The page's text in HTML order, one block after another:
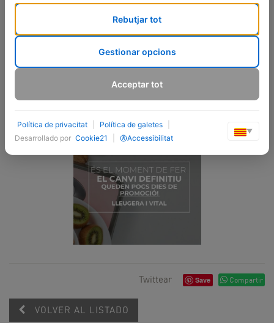
🔸 Soporte semanal por WhatsApp
🔸 E-book con recetas de temporada
🔸 Charlas conmigo y con la psicóloga Isa Romero
👉 ¡Tienes hasta el 10 de agosto para reservar tu plaza con
precio reducido!
No lo dejes pasar ✨
Twittear Save Compartir
VOLVER AL LISTADO
Rebutjar tot
Gestionar opcions
Acceptar tot
Política de privacitat Política de galetes
Desarrollado por Cookie21 Accessibilitat
▼